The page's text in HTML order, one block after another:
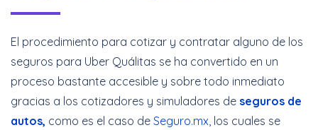
El procedimiento para cotizar y contratar alguno de los
seguros para Uber Quálitas se ha convertido en un
proceso bastante accesible y sobre todo inmediato
gracias a los cotizadores y simuladores de seguros de
autos, como es el caso de Seguro.mx, los cuales se